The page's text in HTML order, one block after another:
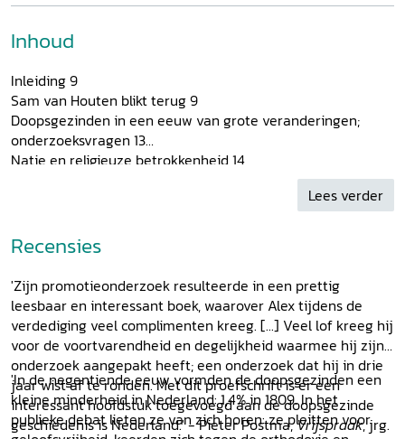
Inhoud
Inleiding 9
Sam van Houten blikt terug 9
Doopsgezinden in een eeuw van grote veranderingen;
onderzoeksvragen 13
Natie en religieuze betrokkenheid 14
Herinneringscultuur, mythen en beeldvorming –
1 ‘Bijkans alle denkbare Regeringsvormen’
Doopsgezinde ideeënvorming omtrent natie en staat,
1795-1815. Van Republiek naar
Koninkrijk
Staatkundige veranderingen 29
De aanloop, 1770-1795 32
De patriottentijd 32
Bataafs-Franse regering, 1795-1806 35
Gelijkwaardigheid en vrijheid 35
Dreiging voor het vaderland: een Engels-Russische invasie
Lees verder
Recensies
'Zijn promotieonderzoek resulteerde in een prettig
leesbaar en interessant boek, waarover Alex tijdens de
verdediging veel complimenten kreeg. [...] Veel lof kreeg hij
voor de voortvarendheid en degelijkheid waarmee hij zijn
onderzoek aangepakt heeft; een onderzoek dat hij in drie
jaar wist af te ronden. Met dit proefschrift is er een
interessant hoofdstuk toegevoegd aan de doopsgezinde
geschiedenis is Nederland.' - Pieter Postma,Vrijspraak, jrg.
'In de negentiende eeuw vormden de doopsgezinden een
kleine minderheid in Nederland: 1,4% in 1809. In het
publieke debat lieten ze van zich horen: ze pleitten voor